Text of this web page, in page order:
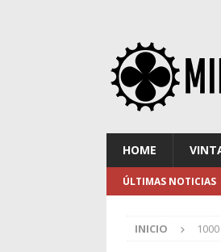
HOME
ÚLTIMAS NOTICIAS
INICIO 1000